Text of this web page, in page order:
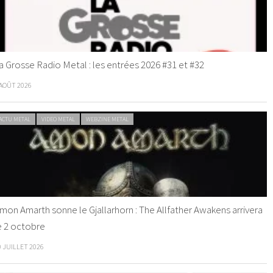
Grosse Radio Metal : les entrées 2026 #31 et #32
2026
METAL VIDEO METAL WEBZINE METAL
Amarth sonne le Gjallarhorn : The Allfather Awakens arrivera
2 octobre
JUILLET 2026